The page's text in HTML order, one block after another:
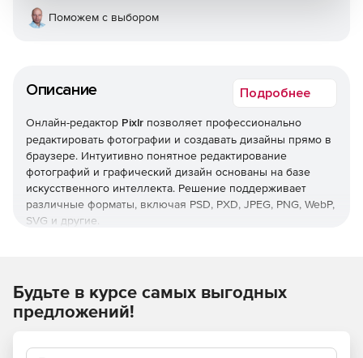
Описание Подробнее
Онлайн-редактор Pixlr позволяет профессионально
редактировать фотографии и создавать дизайны прямо в
браузере. Интуитивно понятное редактирование
фотографий и графический дизайн основаны на базе
искусственного интеллекта. Решение поддерживает
различные форматы, включая PSD, PXD, JPEG, PNG, WebP,
SVG и другие.
Решение использует новейшие шаблоны социальных
сетей, чтобы создавать потрясающие эскизы YouTube,
истории в Instagram*, сообщения в Facebook* и многое
брошюры, визитной карточки, информационного
Поможем с выбором
Будьте в курсе самых выгодных
предложений!